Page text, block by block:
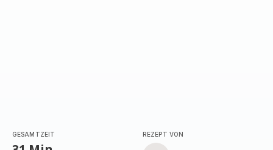
GESAMTZEIT REZEPT VON